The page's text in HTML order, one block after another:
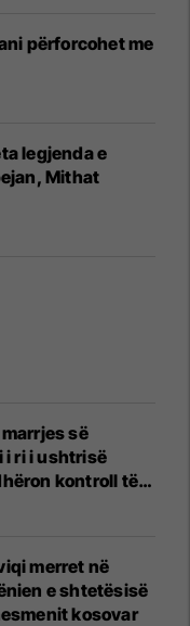
përforcohet me
legjenda e
Mithat
së
ri i ushtrisë
kontroll të
merret në
e shtetësisë
kosovar